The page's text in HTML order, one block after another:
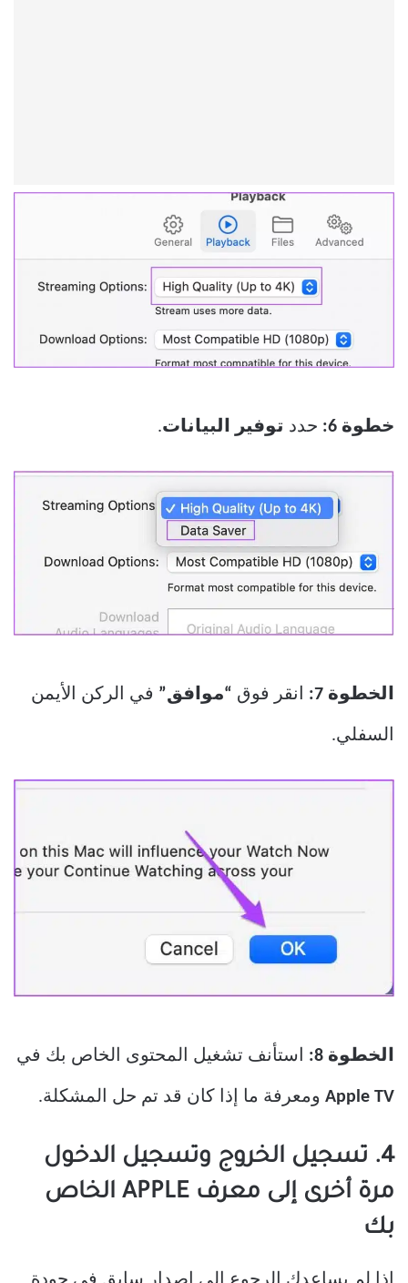
خطوة 6: حدد توفير البيانات.
الخطوة 7: انقر فوق “موافق” في الركن الأيمن
السفلي.
الخطوة 8: استأنف تشغيل المحتوى الخاص بك في
Apple TV ومعرفة ما إذا كان قد تم حل المشكلة.
4. تسجيل الخروج وتسجيل الدخول
مرة أخرى إلى معرف APPLE الخاص
بك